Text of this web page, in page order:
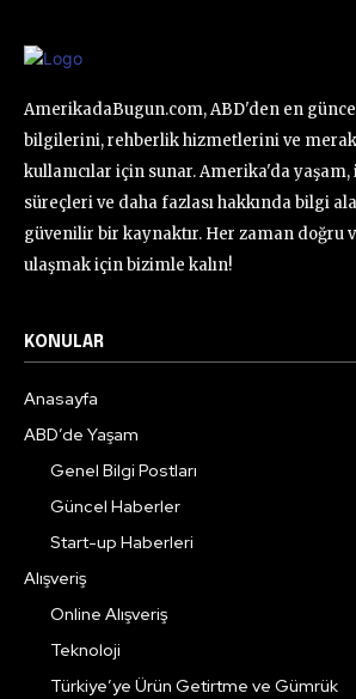
AmerikadaBugun.com, ABD'den en
bilgilerini, rehberlik hizmetlerini ve
kullanıcılar için sunar. Amerika'da yaşam,
süreçleri ve daha fazlası hakkında bilgi
güvenilir bir kaynaktır. Her zaman doğru
ulaşmak için bizimle kalın!
KONULAR
Anasayfa
ABD’de Yaşam
Genel Bilgi Postları
Güncel Haberler
Start-up Haberleri
Alışveriş
Online Alışveriş
Teknoloji
Türkiye’ye Ürün Getirtme ve Gümrük